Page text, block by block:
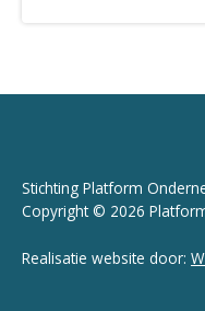
Stichting Platform
Copyright © 2026
Realisatie website door: